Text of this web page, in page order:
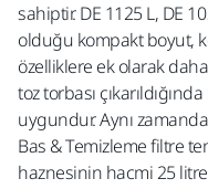
sahiptir. DE 1125 L, DE
olduğu kompakt boyut,
özelliklere ek olarak
toz torbası
uygundur. Aynı
Bas & Temizleme filtre
haznesinin hacmi 25